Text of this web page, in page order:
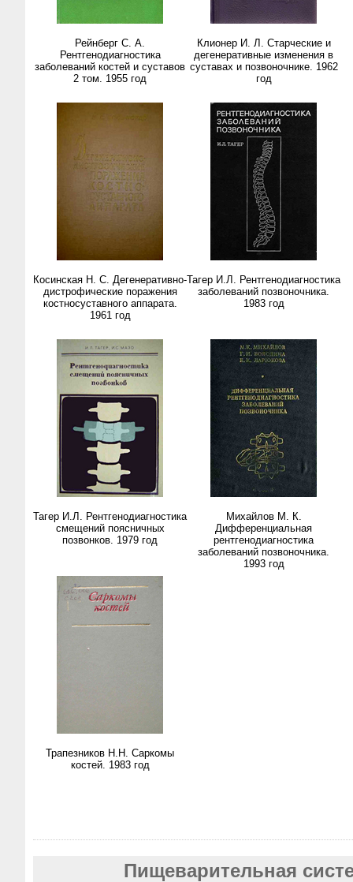
Рейнберг С. А.
Рентгенодиагностика
заболеваний костей и суставов
2 том. 1955 год
Клионер И. Л. Старческие и
дегенеративные изменения в
суставах и позвоночнике. 1962
год
Косинская Н. С. Дегенеративно-
дистрофические поражения
костносуставного аппарата.
1961 год
Тагер И.Л. Рентгенодиагностика
заболеваний позвоночника.
1983 год
Тагер И.Л. Рентгенодиагностика
смещений поясничных
позвонков. 1979 год
Михайлов М. К.
Дифференциальная
рентгенодиагностика
заболеваний позвоночника.
1993 год
Трапезников Н.Н. Саркомы
костей. 1983 год
Пищеварительная